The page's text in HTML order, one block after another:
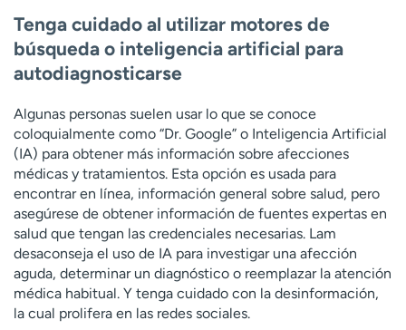
Tenga cuidado al utilizar motores de
búsqueda o inteligencia artificial para
autodiagnosticarse
Algunas personas suelen usar lo que se conoce
coloquialmente como “Dr. Google” o Inteligencia Artificial
(IA) para obtener más información sobre afecciones
médicas y tratamientos. Esta opción es usada para
encontrar en línea, información general sobre salud, pero
asegúrese de obtener información de fuentes expertas en
salud que tengan las credenciales necesarias. Lam
desaconseja el uso de IA para investigar una afección
aguda, determinar un diagnóstico o reemplazar la atención
médica habitual. Y tenga cuidado con la desinformación,
la cual prolifera en las redes sociales.